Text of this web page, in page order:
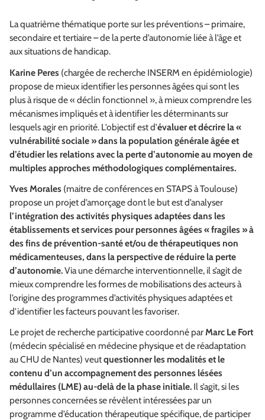
La quatrième thématique porte sur les préventions – primaire,
secondaire et tertiaire – de la perte d’autonomie liée à l’âge et
aux situations de handicap.
Karine Peres (chargée de recherche INSERM en épidémiologie)
propose de mieux identifier les personnes âgées qui sont les
plus à risque de « déclin fonctionnel », à mieux comprendre les
mécanismes impliqués et à identifier les déterminants sur
lesquels agir en priorité. L’objectif est d’évaluer et décrire la «
vulnérabilité sociale » dans la population générale âgée et
d’étudier les relations avec la perte d’autonomie au moyen de
multiples approches méthodologiques complémentaires.
Yves Morales (maitre de conférences en STAPS à Toulouse)
propose un projet d’amorçage dont le but est d’analyser
l’intégration des activités physiques adaptées dans les
établissements et services pour personnes âgées « fragiles » à
des fins de prévention-santé et/ou de thérapeutiques non
médicamenteuses, dans la perspective de réduire la perte
d’autonomie.Via une démarche interventionnelle, il s’agit de
mieux comprendre les formes de mobilisations des acteurs à
l’origine des programmes d’activités physiques adaptées et
d’identifier les facteurs pouvant les favoriser.
Le projet de recherche participative coordonné parMarc Le Fort
(médecin spécialisé en médecine physique et de réadaptation
au CHU de Nantes) veutquestionner les modalités et le
contenu d’un accompagnement des personnes lésées
médullaires (LME) au-delà de la phase initiale. Il s’agit, si les
personnes concernées se révèlent intéressées par un
programme d’éducation thérapeutique spécifique, de participer